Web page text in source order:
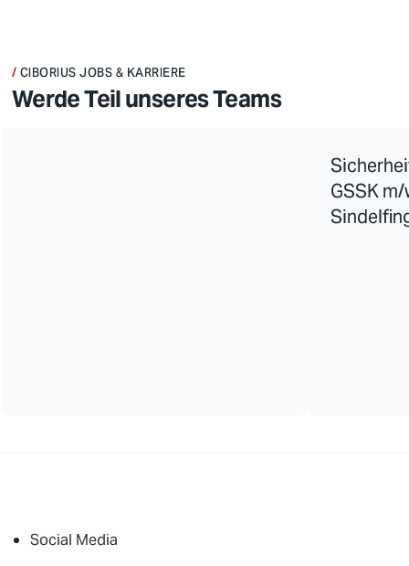
CIBORIUS JOBS & KARRIERE
Werde Teil unseres Teams
GSSK
Social Media